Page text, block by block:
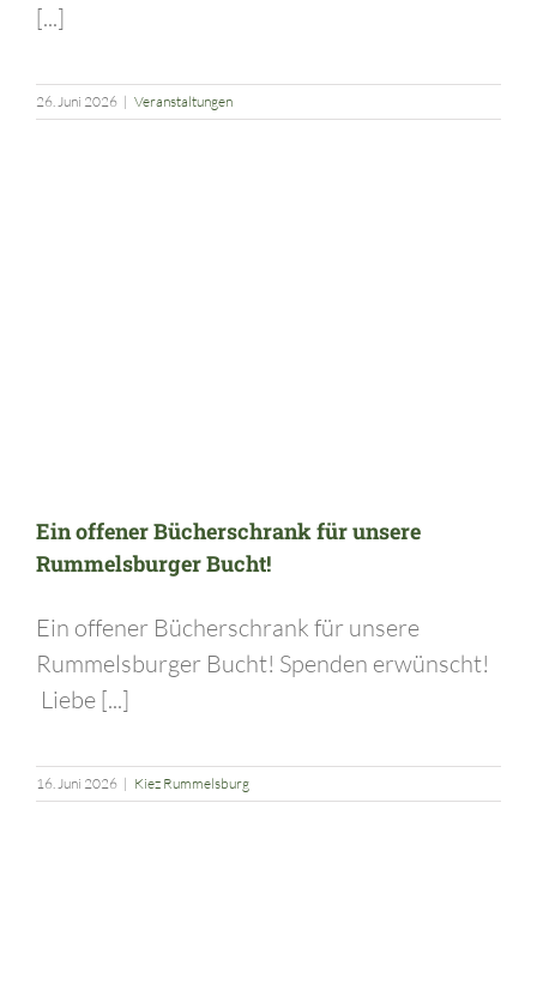
[...]
26. Juni 2026 | Veranstaltungen
Ein offener Bücherschrank für unsere
Rummelsburger Bucht!
Ein offener Bücherschrank für unsere
Rummelsburger Bucht! Spenden erwünscht!
Liebe [...]
16. Juni 2026 | Kiez Rummelsburg